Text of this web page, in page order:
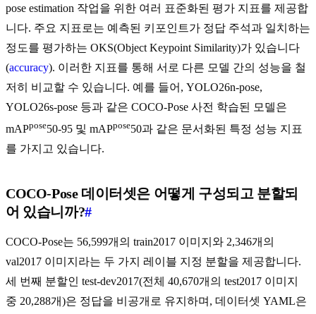
pose estimation 작업을 위한 여러 표준화된 평가 지표를 제공합
니다. 주요 지표로는 예측된 키포인트가 정답 주석과 일치하는
정도를 평가하는 OKS(Object Keypoint Similarity)가 있습니다
(accuracy). 이러한 지표를 통해 서로 다른 모델 간의 성능을 철
저히 비교할 수 있습니다. 예를 들어, YOLO26n-pose,
YOLO26s-pose 등과 같은 COCO-Pose 사전 학습된 모델은
mAPpose50-95 및 mAPpose50과 같은 문서화된 특정 성능 지표
를 가지고 있습니다.
COCO-Pose 데이터셋은 어떻게 구성되고 분할되
어 있습니까?#
COCO-Pose는 56,599개의 train2017 이미지와 2,346개의
val2017 이미지라는 두 가지 레이블 지정 분할을 제공합니다.
세 번째 분할인 test-dev2017(전체 40,670개의 test2017 이미지
중 20,288개)은 정답을 비공개로 유지하며, 데이터셋 YAML은